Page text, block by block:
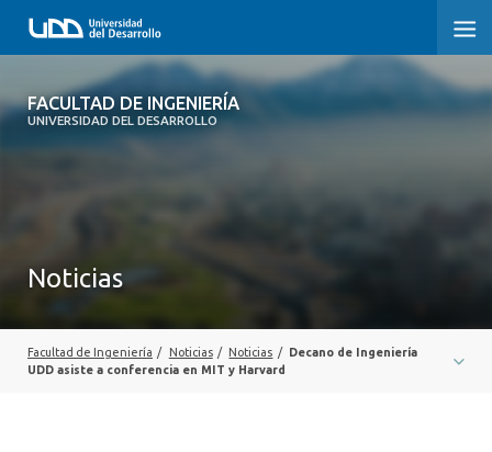
FACULTAD DE INGENIERÍA
UNIVERSIDAD DEL DESARROLLO
FACULTAD DE INGENIERÍA
INNOVACIÓN Y EMPRENDIMIENTO
Noticias
Facultad de Ingeniería / Noticias / Noticias /
Decano de Ingeniería
UDD asiste a conferencia en MIT y Harvard